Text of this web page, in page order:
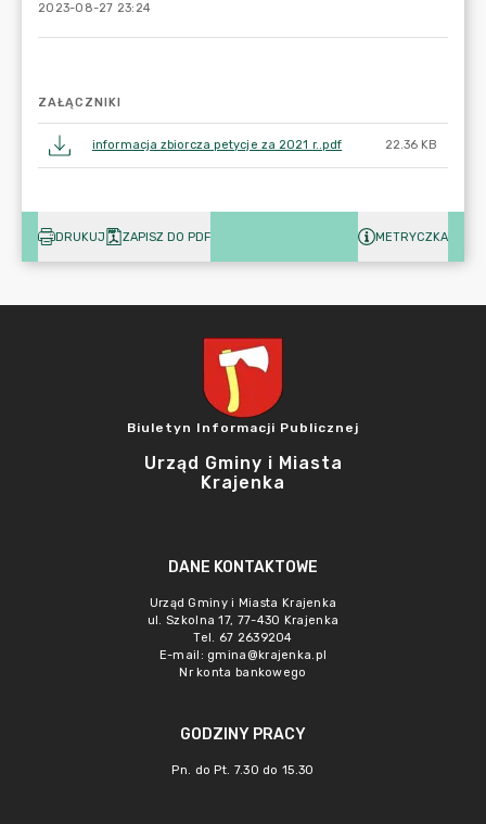
2023-08-27 23:24
ZAŁĄCZNIKI
informacja zbiorcza petycje za 2021 r..pdf 22.36 KB
DRUKUJ ZAPISZ DO PDF METRYCZKA
Biuletyn Informacji Publicznej
Urząd Gminy i Miasta
Krajenka
DANE KONTAKTOWE
Urząd Gminy i Miasta Krajenka
ul. Szkolna 17, 77-430 Krajenka
Tel. 67 2639204
E-mail: gmina@krajenka.pl
Nr konta bankowego
GODZINY PRACY
Pn. do Pt. 7.30 do 15.30